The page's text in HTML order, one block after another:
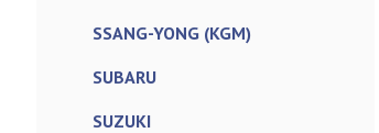
SSANG-YONG (KGM)
SUBARU
SUZUKI